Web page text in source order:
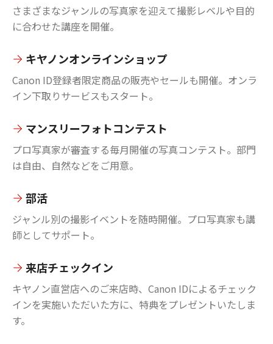
さまざまなジャンルの写真家を迎えて撮影レベルや目的
に合わせた講座を開催。
キヤノンオンラインショップ
Canon ID登録者限定商品の販売やセールも開催。オンラ
イン下取りサービスもスタート。
マンスリーフォトコンテスト
プロ写真家が審査する毎月開催の写真コンテスト。部門
は自由、自然などをご用意。
部活
ジャンル別の撮影イベントを随時開催。プロ写真家も講
師としてサポート。
来店チェックイン
キヤノン直営店へのご来店時、Canon IDによるチェック
インを実施いただいた方に、特典をプレゼントいたしま
す。